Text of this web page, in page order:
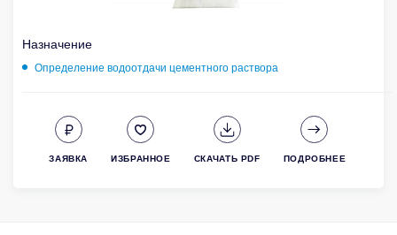
Назначение
Определение водоотдачи цементного раствора
ЗАЯВКА ИЗБРАННОЕ СКАЧАТЬ PDF ПОДРОБНЕЕ